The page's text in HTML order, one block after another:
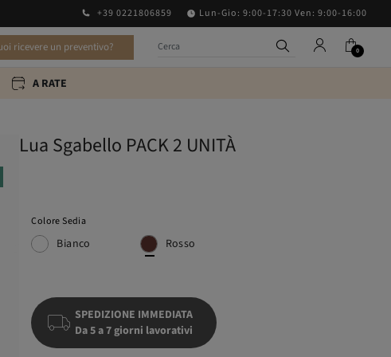
+39 0221806859 Lun-Gio: 9:00-17:30 Ven: 9:00-16:00
ricevere un preventivo? 0
A RATE
Lua Sgabello PACK 2 UNITÀ
Colore Sedia
Bianco Rosso
SPEDIZIONE IMMEDIATA
Da 5 a 7 giorni lavorativi